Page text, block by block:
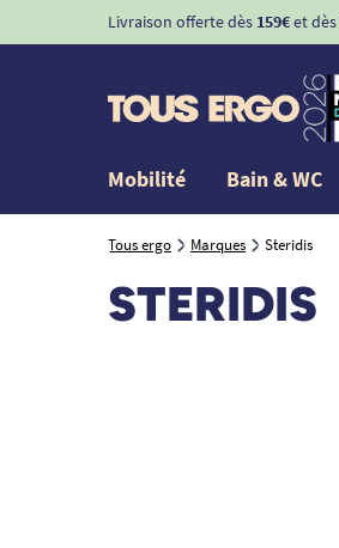
Livraison offerte dès 159€et dès
Mobilité Bain & WC
Tous ergo Marques Steridis
STERIDIS